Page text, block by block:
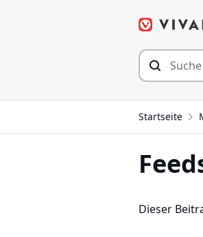
Startseite
Dieser